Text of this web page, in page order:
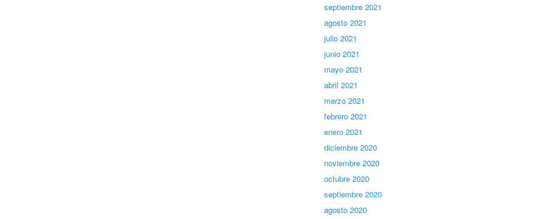
septiembre 2021
agosto 2021
julio 2021
junio 2021
mayo 2021
abril 2021
marzo 2021
febrero 2021
enero 2021
diciembre 2020
noviembre 2020
octubre 2020
septiembre 2020
agosto 2020